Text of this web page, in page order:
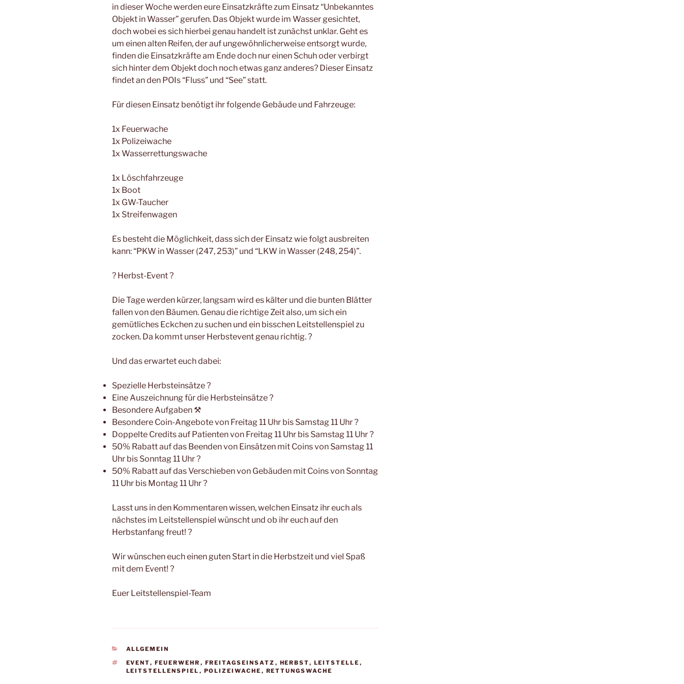
in dieser Woche werden eure Einsatzkräfte zum Einsatz “Unbekanntes
Objekt in Wasser” gerufen. Das Objekt wurde im Wasser gesichtet,
doch wobei es sich hierbei genau handelt ist zunächst unklar. Geht es
um einen alten Reifen, der auf ungewöhnlicherweise entsorgt wurde,
finden die Einsatzkräfte am Ende doch nur einen Schuh oder verbirgt
sich hinter dem Objekt doch noch etwas ganz anderes? Dieser Einsatz
findet an den POIs “Fluss” und “See” statt.
Für diesen Einsatz benötigt ihr folgende Gebäude und Fahrzeuge:
1x Feuerwache
1x Polizeiwache
1x Wasserrettungswache
1x Löschfahrzeuge
1x Boot
1x GW-Taucher
1x Streifenwagen
Es besteht die Möglichkeit, dass sich der Einsatz wie folgt ausbreiten
kann: “PKW in Wasser (247, 253)” und “LKW in Wasser (248, 254)”.
? Herbst-Event ?
Die Tage werden kürzer, langsam wird es kälter und die bunten Blätter
fallen von den Bäumen. Genau die richtige Zeit also, um sich ein
gemütliches Eckchen zu suchen und ein bisschen Leitstellenspiel zu
zocken. Da kommt unser Herbstevent genau richtig. ?
Und das erwartet euch dabei:
Spezielle Herbsteinsätze ?
Eine Auszeichnung für die Herbsteinsätze ?
Besondere Aufgaben ⚒
Besondere Coin-Angebote von Freitag 11 Uhr bis Samstag 11 Uhr ?
Doppelte Credits auf Patienten von Freitag 11 Uhr bis Samstag 11 Uhr ?
50% Rabatt auf das Beenden von Einsätzen mit Coins von Samstag 11
Uhr bis Sonntag 11 Uhr ?
50% Rabatt auf das Verschieben von Gebäuden mit Coins von Sonntag
11 Uhr bis Montag 11 Uhr ?
Lasst uns in den Kommentaren wissen, welchen Einsatz ihr euch als
nächstes im Leitstellenspiel wünscht und ob ihr euch auf den
Herbstanfang freut! ?
Wir wünschen euch einen guten Start in die Herbstzeit und viel Spaß
mit dem Event! ?
Euer Leitstellenspiel-Team
KATEGORIEN
ALLGEMEIN
SCHLAGWÖRTER
EVENT, FEUERWEHR , FREITAGSEINSATZ , HERBST, LEITSTELLE ,
LEITSTELLENSPIEL , POLIZEIWACHE , RETTUNGSWACHE